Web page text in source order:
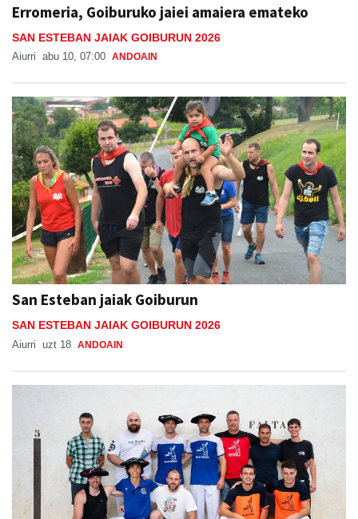
Erromeria, Goiburuko jaiei amaiera emateko
SAN ESTEBAN JAIAK GOIBURUN 2026
Aiurri abu 10, 07:00 ANDOAIN
San Esteban jaiak Goiburun
SAN ESTEBAN JAIAK GOIBURUN 2026
Aiurri uzt 18 ANDOAIN